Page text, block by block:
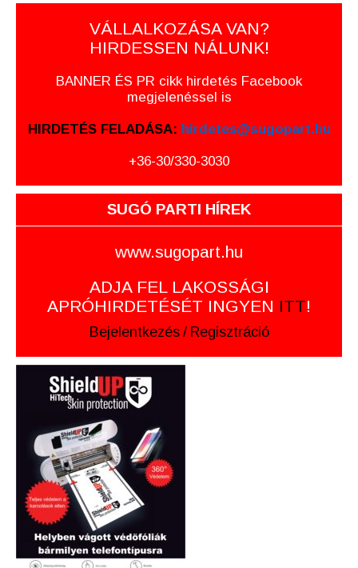
VÁLLALKOZÁSA VAN?
HIRDESSEN NÁLUNK!
BANNER ÉS PR cikk hirdetés Facebook
megjelenéssel is
HIRDETÉS FELADÁSA: hirdetes@sugopart.hu
+36-30/330-3030
SUGÓ PARTI HÍREK
www.sugopart.hu
ADJA FEL LAKOSSÁGI
APRÓHIRDETÉSÉT INGYEN ITT!
Bejelentkezés / Regisztráció